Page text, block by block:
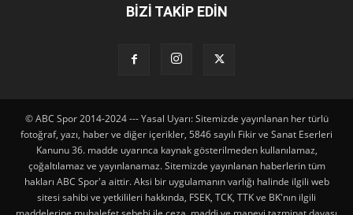
BİZİ TAKİP EDİN
© ABC Spor 2014-2024 --- Yasal Uyarı: Sitemizde yayınlanan her türlü
fotoğraf, yazı, haber ve diğer içerikler, 5846 sayılı Fikir ve Sanat Eserleri
Kanunu 36. madde uyarınca kaynak gösterilmeden kullanılamaz,
çoğaltılamaz ve yayınlanamaz. Sitemizde yayınlanan haberlerin tüm
hakları ABC Spor'a aittir. Aksi bir uygulamanın varlığı halinde ilgili web
sitesi sahibi ve yetkilileri hakkında, FSEK, TCK, TTK ve BK'nın ilgili